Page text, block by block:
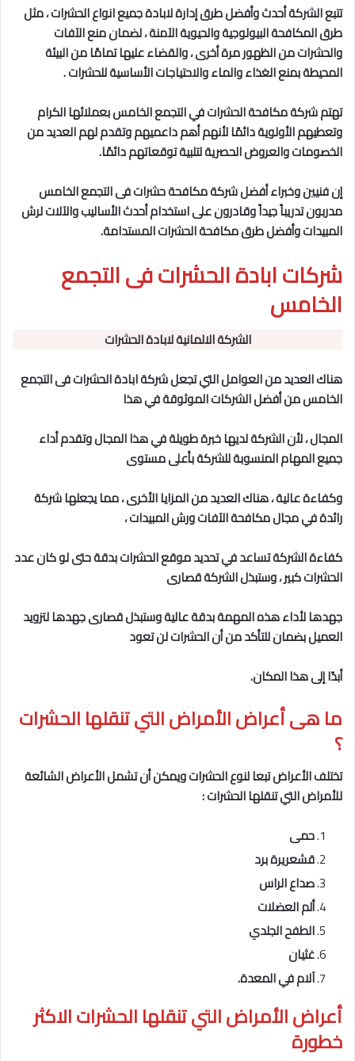
تتبع الشركة أحدث وأفضل طرق إدارة لابادة جميع انواع الحشرات ، مثل
طرق المكافحة البيولوجية والحيويةالآمنة ، لضمان منع الآفات
والحشرات من الظهور مرة أخرى ، والقضاء عليها تمامًا من البيئة
المحيطة بمنع الغذاء والماء والاحتياجات الأساسية للحشرات .
تهتم شركة مكافحة الحشرات في التجمع الخامسبعملائها الكرام
وتعطيهم الأولوية دائمًا لأنهم أهم داعميهم وتقدم لهم العديد من
الخصومات والعروض الحصرية لتلبية توقعاتهم دائمًا.
إن فنيين وخبراء أفضل شركة مكافحة حشرات فى التجمع الخامس
مدربون تدريباً جيداً وقادرون على استخدام أحدث الأساليب والآلات لرش
المبيدات وأفضل طرق مكافحة الحشرات المستدامة.
شركات ابادة الحشرات فى التجمع
الخامس
الشركة الالمانية لابادة الحشرات
هناك العديد من العوامل التي تجعل شركة ابادة الحشرات فى التجمع
الخامسمن أفضل الشركات الموثوقة في هذا
المجال، لأن الشركة لديها خبرة طويلة في هذا المجال وتقدم أداء
جميع المهام المنسوبة للشركة بأعلى مستوى
وكفاءة عالية ، هناك العديد من المزايا الأخرى ، مما يجعلها شركة
رائدة في مجال مكافحة الآفات ورش المبيدات ،
كفاءة الشركة تساعد في تحديد موقع الحشرات بدقة حتى لو كان عدد
الحشرات كبير ، وستبذل الشركة قصارى
جهدها لأداء هذه المهمة بدقة عالية وستبذل قصارى جهدها لتزويد
العميل بضمان للتأكد من أن الحشرات لن تعود
أبدًا إلى هذا المكان.
ما هىأعراض الأمراض التي تنقلها الحشرات
؟
تختلف الأعراض تبعا لنوع الحشرات ويمكن أن تشمل الأعراض الشائعة
للأمراض التي تنقلها الحشرات :
حمى
قشعريرة برد
صداع الراس
ألم العضلات
الطفح الجلدي
غثيان
آلام في المعدة.
أعراض الأمراض التي تنقلها الحشراتالاكثر
خطورة